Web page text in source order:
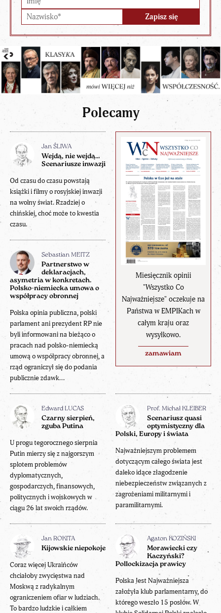
Polecamy
Miesięcznik opinii
"Wszystko Co
Najważniejsze" oczekuje na
Państwa w EMPIKach w
całym kraju oraz
wysyłkowo.
zamawiam
Jan ŚLIWA
Wejdą, nie wejdą…
Scenariusze inwazji
Od czasu do czasu powstają
książki i filmy o rosyjskiej inwazji
na wolny świat. Rzadziej o
chińskiej, choć może to kwestia
czasu.
Sebastian MEITZ
Partnerstwo w
deklaracjach,
asymetria w konkretach.
Polsko-niemiecka umowa o
współpracy obronnej
Polska opinia publiczna, polski
parlament ani prezydent RP nie
byli informowani na bieżąco o
pracach nad polsko-niemiecką
umową o współpracy obronnej, a
rząd ograniczył się do podania
publicznie zdawk...
Edward LUCAS
Czarny sierpień,
zguba Putina
U progu tegorocznego sierpnia
Putin mierzy się z najgorszym
splotem problemów
dyplomatycznych,
gospodarczych, finansowych,
politycznych i wojskowych w
ciągu 26 lat swoich rządów.
Prof. Michał KLEIBER
Scenariusz quasi
optymistyczny dla
Polski, Europy i świata
Najważniejszym problemem
dotyczącym całego świata jest
daleko idące złagodzenie
niebezpieczeństw związanych z
zagrożeniami militarnymi i
paramilitarnymi.
Jan ROKITA
Kijowskie niepokoje
Coraz więcej Ukraińców
chciałoby zwycięstwa nad
Moskwą z radykalnym
ograniczeniem ofiar w ludziach.
To bardzo ludzkie i całkiem
Agaton KOZIŃSKI
Morawiecki czy
Kaczyński?
Pollockizacja prawicy
Polska Jest Najważniejsza
założyła klub parlamentarny, do
którego weszło 15 posłów. W